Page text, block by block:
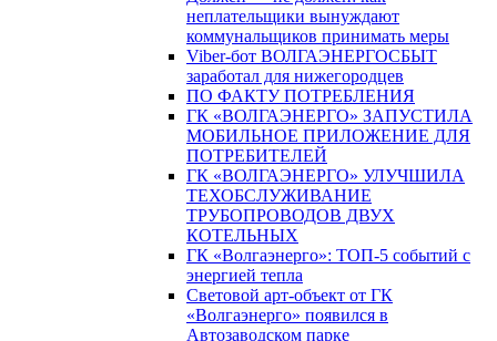
неплательщики вынуждают
коммунальщиков принимать меры
Viber-бот ВОЛГАЭНЕРГОСБЫТ
заработал для нижегородцев
ПО ФАКТУ ПОТРЕБЛЕНИЯ
ГК «ВОЛГАЭНЕРГО» ЗАПУСТИЛА
МОБИЛЬНОЕ ПРИЛОЖЕНИЕ ДЛЯ
ПОТРЕБИТЕЛЕЙ
ГК «ВОЛГАЭНЕРГО» УЛУЧШИЛА
ТЕХОБСЛУЖИВАНИЕ
ТРУБОПРОВОДОВ ДВУХ
КОТЕЛЬНЫХ
ГК «Волгаэнерго»: ТОП-5 событий с
энергией тепла
Световой арт-объект от ГК
«Волгаэнерго» появился в
Автозаводском парке